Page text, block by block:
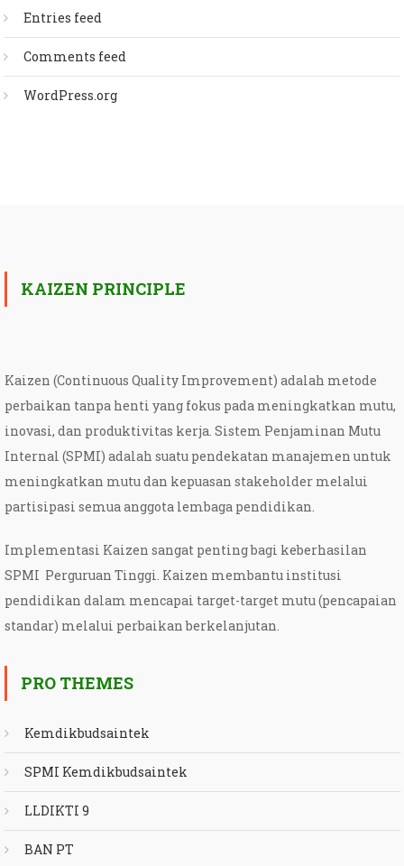
Entries feed
Comments feed
WordPress.org
KAIZEN PRINCIPLE
Kaizen (Continuous Quality Improvement) adalah metode
perbaikan tanpa henti yang fokus pada meningkatkan mutu,
inovasi, dan produktivitas kerja. Sistem Penjaminan Mutu
Internal (SPMI) adalah suatu pendekatan manajemen untuk
meningkatkan mutu dan kepuasan stakeholder melalui
partisipasi semua anggota lembaga pendidikan.
Implementasi Kaizen sangat penting bagi keberhasilan
SPMI Perguruan Tinggi. Kaizen membantu institusi
pendidikan dalam mencapai target-target mutu (pencapaian
standar) melalui perbaikan berkelanjutan.
PRO THEMES
Kemdikbudsaintek
SPMI Kemdikbudsaintek
LLDIKTI 9
BAN PT